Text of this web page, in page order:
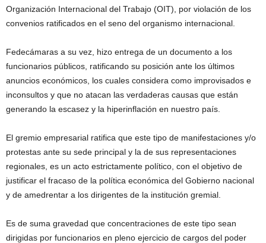
Organización Internacional del Trabajo (OIT), por violación de los
convenios ratificados en el seno del organismo internacional.
Fedecámaras a su vez, hizo entrega de un documento a los
funcionarios públicos, ratificando su posición ante los últimos
anuncios económicos, los cuales considera como improvisados e
inconsultos y que no atacan las verdaderas causas que están
generando la escasez y la hiperinflación en nuestro país.
El gremio empresarial ratifica que este tipo de manifestaciones y/o
protestas ante su sede principal y la de sus representaciones
regionales, es un acto estrictamente político, con el objetivo de
justificar el fracaso de la política económica del Gobierno nacional
y de amedrentar a los dirigentes de la institución gremial.
Es de suma gravedad que concentraciones de este tipo sean
dirigidas por funcionarios en pleno ejercicio de cargos del poder